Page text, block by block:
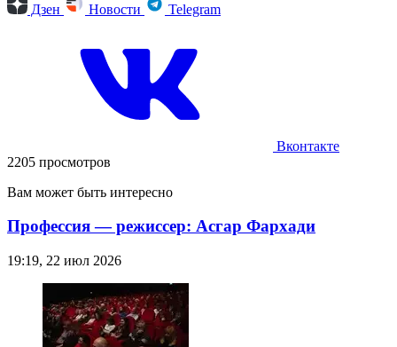
Дзен Новости Telegram
Вконтакте
2205 просмотров
Вам может быть интересно
Профессия — режиссер: Асгар Фархади
19:19, 22 июл 2026